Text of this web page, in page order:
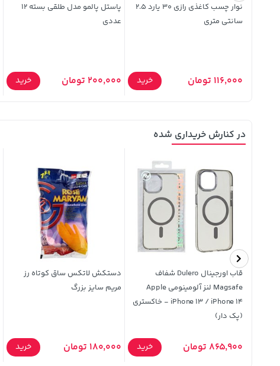
نوار چسب کاغذی رازی 30 یارد 2.5
سانتی متری
116,000 تومان خرید
پاستل پالمو مدل طلقی بسته 12
عددی
200,000 تومان خرید
در کنارش خریداری شده
قاب اورجینال Dulero شفاف
Magsafe لنز آلومینومی Apple
iPhone 13 / iPhone 14 - خاکستری
(پک دار)
865,900 تومان خرید
دستکش لاتکس ساق کوتاه رز
مریم سایز بزرگ
180,000 تومان خرید